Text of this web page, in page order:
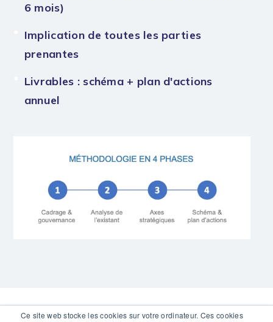
Ce site web stocke les cookies sur votre ordinateur. Ces cookies
6 mois)
Implication de toutes les parties
prenantes
Livrables : schéma + plan d'actions
annuel